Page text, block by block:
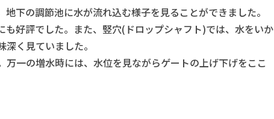
下の調節池に水が流れ込む様子を見ることができました。
好評でした。また、竪穴(ドロップシャフト)では、水をいか
く見ていました。
一の増水時には、水位を見ながらゲートの上げ下げをここ